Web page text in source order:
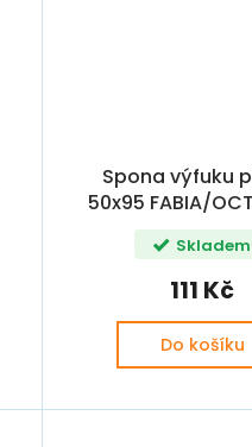
Spona výfuku
50x95 FABIA/
(1K0253141L,
Skladem
111 Kč
Do košíku